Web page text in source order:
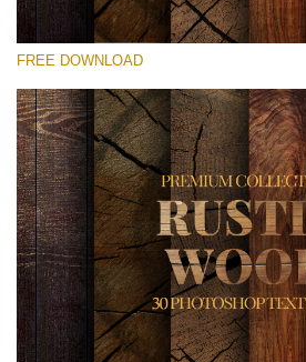
Kérlek, válassz
Small 800*533px
Rustic Wood
(30 Textures)
Large 6000*4000px
Entire Collection
(1783 Overlays)
Large 6000*4000px
FREE DOWNLOAD